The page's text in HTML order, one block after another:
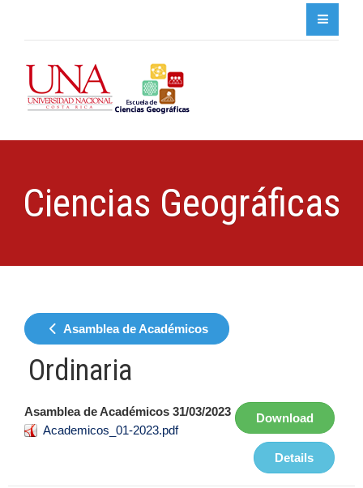
Ciencias Geográficas
Asamblea de Académicos
Ordinaria
Asamblea de Académicos 31/03/2023
Academicos_01-2023.pdf
Download
Details